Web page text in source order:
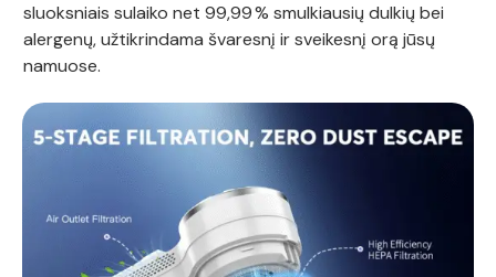
sluoksniais sulaiko net 99,99 % smulkiausių dulkių bei
alergenų, užtikrindama švaresnį ir sveikesnį orą jūsų
namuose.